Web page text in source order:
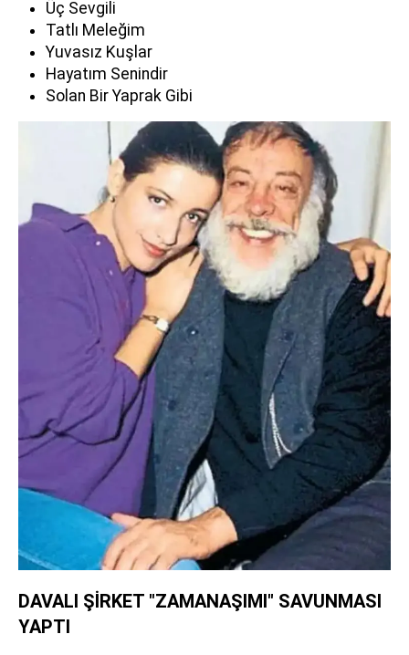
Üç Sevgili
Tatlı Meleğim
Yuvasız Kuşlar
Hayatım Senindir
Solan Bir Yaprak Gibi
DAVALI ŞİRKET "ZAMANAŞIMI" SAVUNMASI
YAPTI